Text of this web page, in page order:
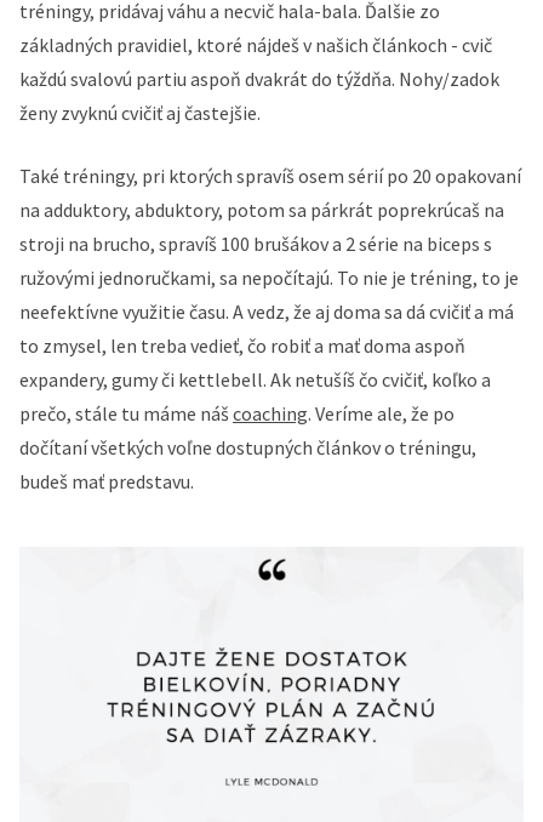
tréningy, pridávaj váhu a necvič hala-bala. Ďalšie zo
základných pravidiel, ktoré nájdeš v našich článkoch - cvič
každú svalovú partiu aspoň dvakrát do týždňa. Nohy/zadok
ženy zvyknú cvičiť aj častejšie.
Také tréningy, pri ktorých spravíš osem sérií po 20 opakovaní
na adduktory, abduktory, potom sa párkrát poprekrúcaš na
stroji na brucho, spravíš 100 brušákov a 2 série na biceps s
ružovými jednoručkami, sa nepočítajú. To nie je tréning, to je
neefektívne využitie času. A vedz, že aj doma sa dá cvičiť a má
to zmysel, len treba vedieť, čo robiť a mať doma aspoň
expandery, gumy či kettlebell. Ak netušíš čo cvičiť, koľko a
prečo, stále tu máme náš coaching. Veríme ale, že po
dočítaní všetkých voľne dostupných článkov o tréningu,
budeš mať predstavu.